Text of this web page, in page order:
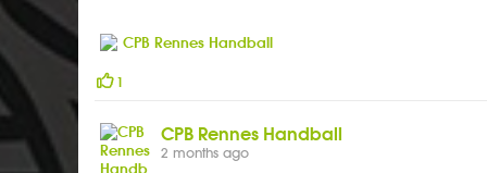
1
CPB Rennes Handball
2 months ago